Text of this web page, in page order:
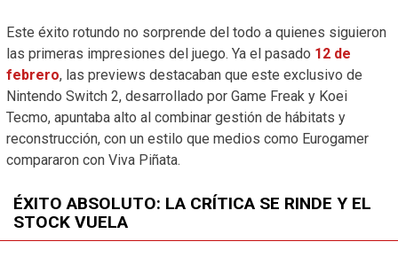
Este éxito rotundo no sorprende del todo a quienes siguieron
las primeras impresiones del juego. Ya el pasado 12 de
febrero, las previews destacaban que este exclusivo de
Nintendo Switch 2, desarrollado por Game Freak y Koei
Tecmo, apuntaba alto al combinar gestión de hábitats y
reconstrucción, con un estilo que medios como Eurogamer
compararon con Viva Piñata.
ÉXITO ABSOLUTO: LA CRÍTICA SE RINDE Y EL
STOCK VUELA